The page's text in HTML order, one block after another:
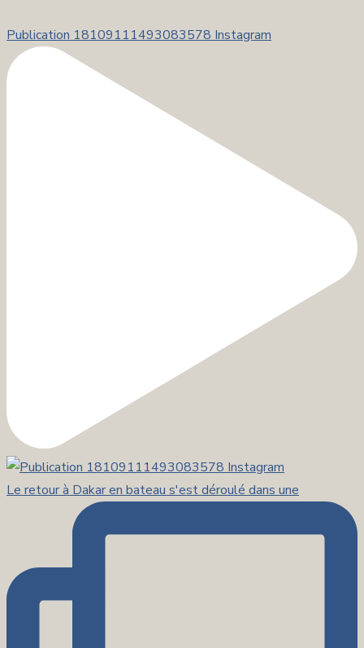
Publication 18109111493083578 Instagram
Le retour à Dakar en bateau s'est déroulé dans une